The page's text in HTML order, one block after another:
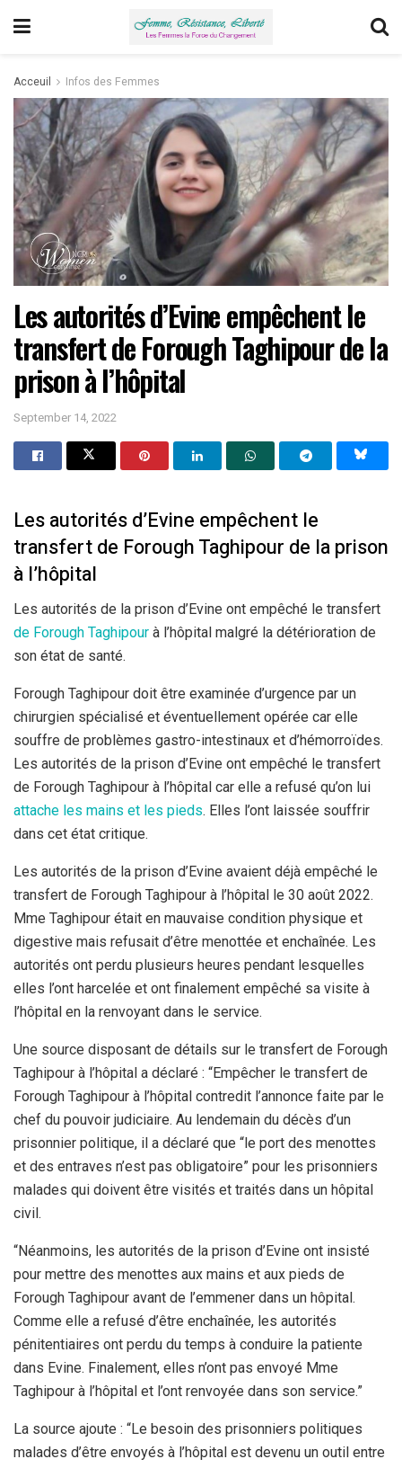
Acceuil Infos des Femmes
Les autorités d’Evine empêchent le
transfert de Forough Taghipour de la
prison à l’hôpital
September 14, 2022
Les autorités d’Evine empêchent le
transfert de Forough Taghipour de la prison
à l’hôpital
Les autorités de la prison d’Evine ont empêché le transfert
de Forough Taghipour à l’hôpital malgré la détérioration de
son état de santé.
Forough Taghipour doit être examinée d’urgence par un
chirurgien spécialisé et éventuellement opérée car elle
souffre de problèmes gastro-intestinaux et d’hémorroïdes.
Les autorités de la prison d’Evine ont empêché le transfert
de Forough Taghipour à l’hôpital car elle a refusé qu’on lui
attache les mains et les pieds. Elles l’ont laissée souffrir
dans cet état critique.
Les autorités de la prison d’Evine avaient déjà empêché le
transfert de Forough Taghipour à l’hôpital le 30 août 2022.
Mme Taghipour était en mauvaise condition physique et
digestive mais refusait d’être menottée et enchaînée. Les
autorités ont perdu plusieurs heures pendant lesquelles
elles l’ont harcelée et ont finalement empêché sa visite à
l’hôpital en la renvoyant dans le service.
Une source disposant de détails sur le transfert de Forough
Taghipour à l’hôpital a déclaré : “Empêcher le transfert de
Forough Taghipour à l’hôpital contredit l’annonce faite par le
chef du pouvoir judiciaire. Au lendemain du décès d’un
prisonnier politique, il a déclaré que “le port des menottes
et des entraves n’est pas obligatoire” pour les prisonniers
malades qui doivent être visités et traités dans un hôpital
civil.
“Néanmoins, les autorités de la prison d’Evine ont insisté
pour mettre des menottes aux mains et aux pieds de
Forough Taghipour avant de l’emmener dans un hôpital.
Comme elle a refusé d’être enchaînée, les autorités
pénitentiaires ont perdu du temps à conduire la patiente
dans Evine. Finalement, elles n’ont pas envoyé Mme
Taghipour à l’hôpital et l’ont renvoyée dans son service.”
La source ajoute : “Le besoin des prisonniers politiques
malades d’être envoyés à l’hôpital est devenu un outil entre